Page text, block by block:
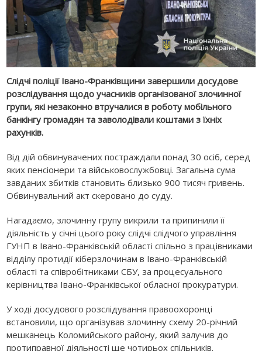
Слідчі поліції Івано-Франківщини завершили досудове
розслідування щодо учасників організованої злочинної
групи, які незаконно втручалися в роботу мобільного
банкінгу громадян та заволодівали коштами з їхніх
рахунків.
Від дій обвинувачених постраждали понад 30 осіб, серед
яких пенсіонери та військовослужбовці. Загальна сума
завданих збитків становить близько 900 тисяч гривень.
Обвинувальний акт скеровано до суду.
Нагадаємо, злочинну групу викрили та припинили її
діяльність у січні цього року слідчі слідчого управління
ГУНП в Івано-Франківській області спільно з працівниками
відділу протидії кіберзлочинам в Івано-Франківській
області та співробітниками СБУ, за процесуального
керівництва Івано-Франківської обласної прокуратури.
У ході досудового розслідування правоохоронці
встановили, що організував злочинну схему 20-річний
мешканець Коломийського району, який залучив до
протиправної діяльності ще чотирьох спільників.